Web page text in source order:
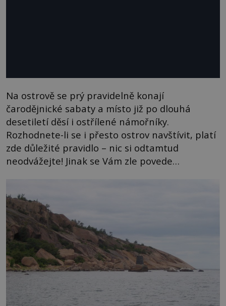
Na ostrově se prý pravidelně konají
čarodějnické sabaty a místo již po dlouhá
desetiletí děsí i ostřílené námořníky.
Rozhodnete-li se i přesto ostrov navštívit, platí
zde důležité pravidlo – nic si odtamtud
neodvážejte! Jinak se Vám zle povede…